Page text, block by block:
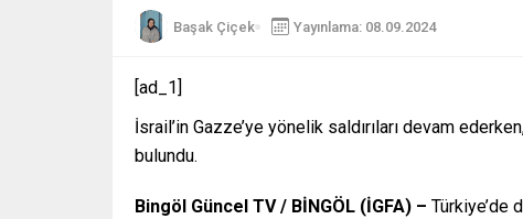
Başak Çiçek Yayınlama: 08.09.2024
[ad_1]
İsrail’in Gazze’ye yönelik saldırıları devam
bulundu.
Bingöl Güncel TV / BİNGÖL (İGFA) – Türkiye’de